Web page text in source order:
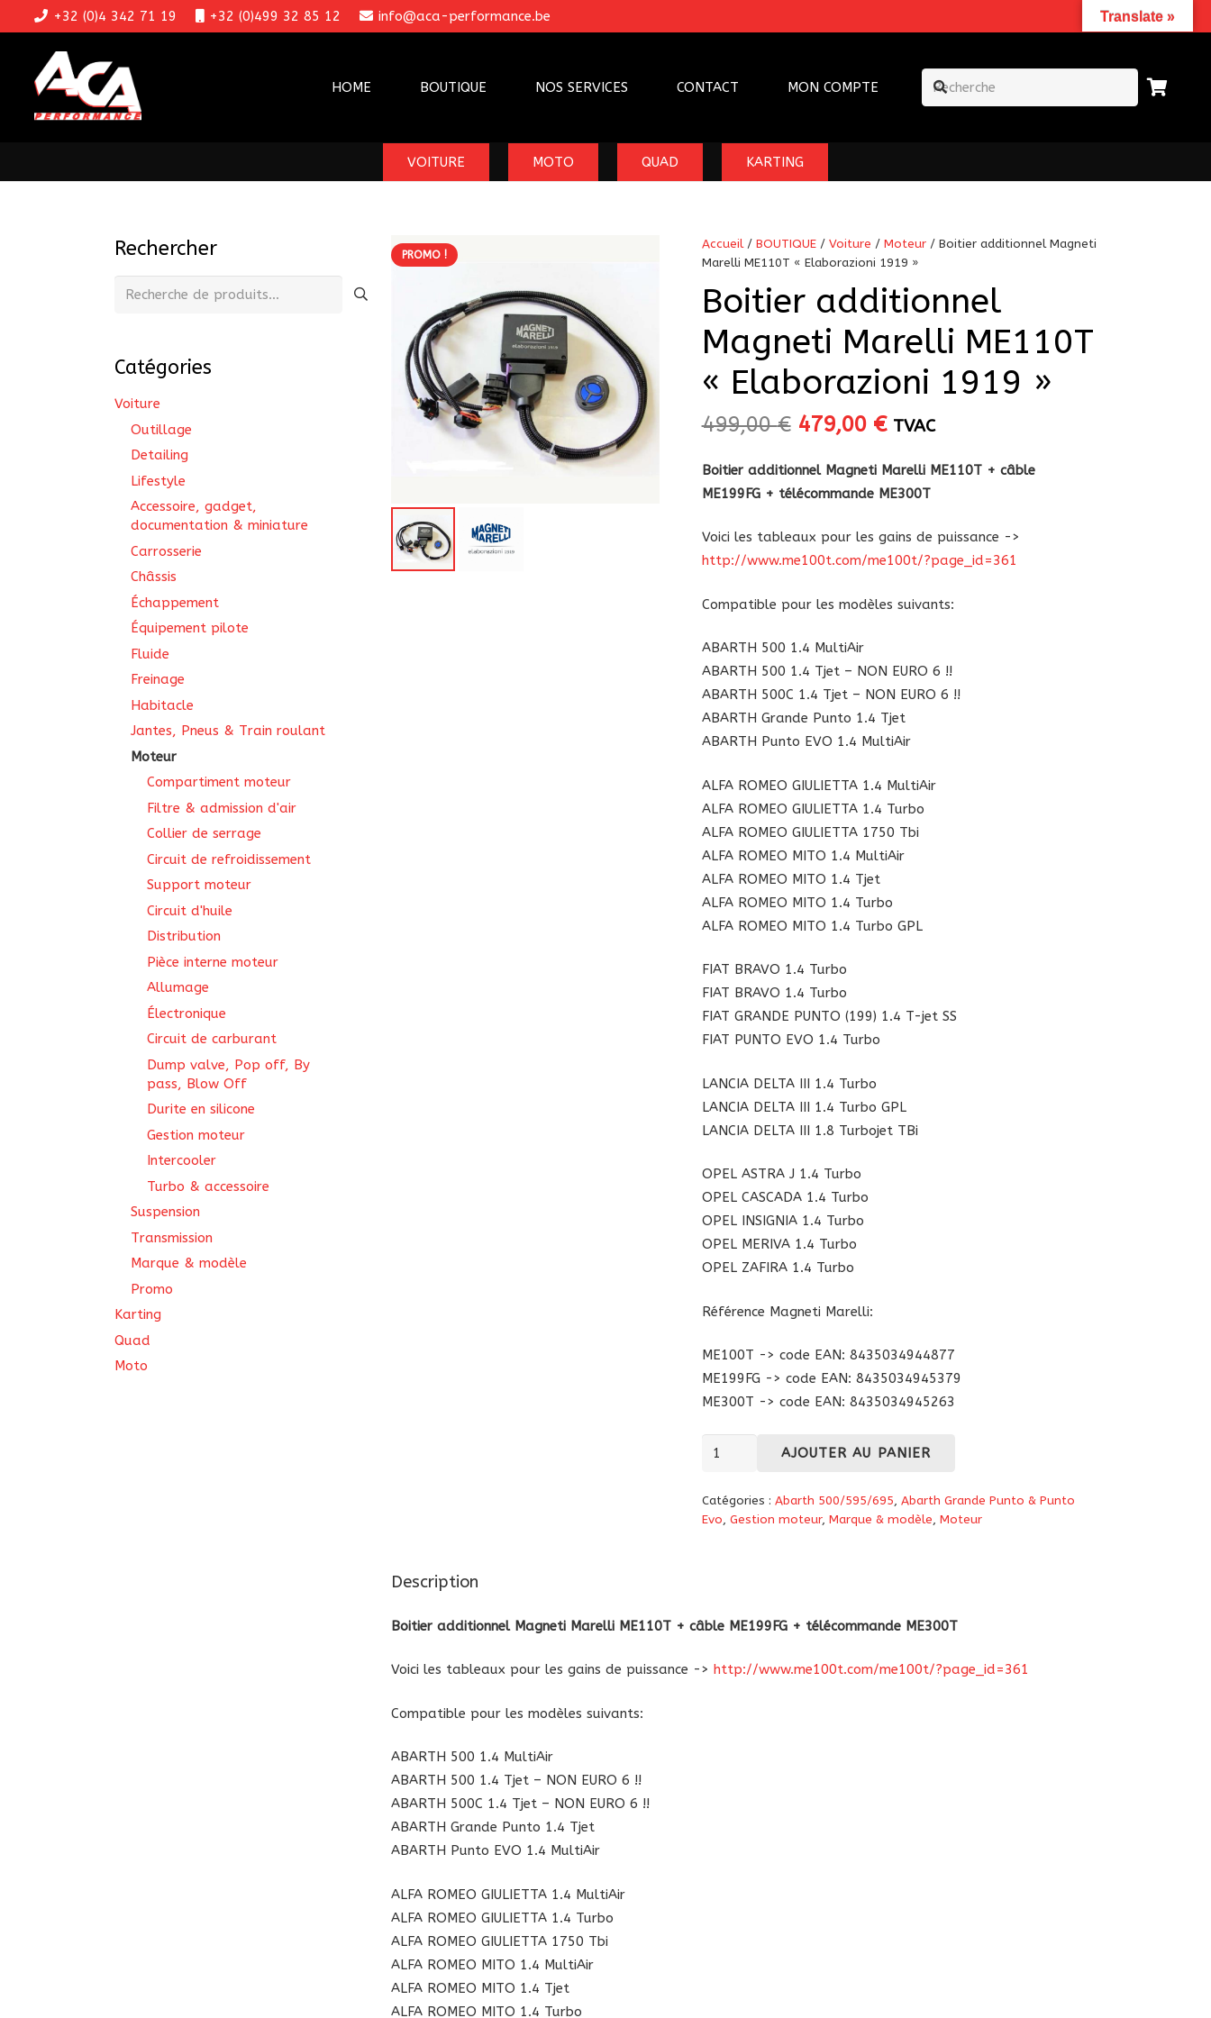
+32 (0)4 342 71 19 +32 (0)499 32 85 12 info@aca-performance.be
HOME BOUTIQUE NOS SERVICES CONTACT MON COMPTE
VOITURE MOTO QUAD KARTING
PROMO !
Accueil/ BOUTIQUE/ Voiture / Moteur/ Boitier additionnel Magneti
Marelli ME110T « Elaborazioni 1919 »
Boitier additionnel
Magneti Marelli ME110T
« Elaborazioni 1919 »
499,00€ Le
initial
était :
479,00 €Le
actuel
est :
TVAC
Boitier additionnel Magneti Marelli ME110T + câble
ME199FG + télécommande ME300T
Voici les tableaux pour les gains de puissance ->
http://www.me100t.com/me100t/?page_id=361
Compatible pour les modèles suivants:
ABARTH 500 1.4 MultiAir
ABARTH 500 1.4 Tjet – NON EURO 6 !!
ABARTH 500C 1.4 Tjet – NON EURO 6 !!
ABARTH Grande Punto 1.4 Tjet
ABARTH Punto EVO 1.4 MultiAir
ALFA ROMEO GIULIETTA 1.4 MultiAir
ALFA ROMEO GIULIETTA 1.4 Turbo
ALFA ROMEO GIULIETTA 1750 Tbi
ALFA ROMEO MITO 1.4 MultiAir
ALFA ROMEO MITO 1.4 Tjet
ALFA ROMEO MITO 1.4 Turbo
ALFA ROMEO MITO 1.4 Turbo GPL
FIAT BRAVO 1.4 Turbo
FIAT BRAVO 1.4 Turbo
FIAT GRANDE PUNTO (199) 1.4 T-jet SS
FIAT PUNTO EVO 1.4 Turbo
LANCIA DELTA III 1.4 Turbo
LANCIA DELTA III 1.4 Turbo GPL
LANCIA DELTA III 1.8 Turbojet TBi
OPEL ASTRA J 1.4 Turbo
OPEL CASCADA 1.4 Turbo
OPEL INSIGNIA 1.4 Turbo
OPEL MERIVA 1.4 Turbo
OPEL ZAFIRA 1.4 Turbo
Référence Magneti Marelli:
ME100T -> code EAN: 8435034944877
ME199FG -> code EAN: 8435034945379
ME300T -> code EAN: 8435034945263
quantité
Boitier
additionnel
1919"
AJOUTER AU PANIER
Catégories : Abarth 500/595/695, Abarth Grande Punto & Punto
Evo, Gestion moteur, Marque & modèle, Moteur
Description
Boitier additionnel Magneti Marelli ME110T + câble ME199FG + télécommande ME300T
Voici les tableaux pour les gains de puissance ->http://www.me100t.com/me100t/?page_id=361
Compatible pour les modèles suivants:
ABARTH 500 1.4 MultiAir
ABARTH 500 1.4 Tjet – NON EURO 6 !!
ABARTH 500C 1.4 Tjet – NON EURO 6 !!
ABARTH Grande Punto 1.4 Tjet
ABARTH Punto EVO 1.4 MultiAir
ALFA ROMEO GIULIETTA 1.4 MultiAir
ALFA ROMEO GIULIETTA 1.4 Turbo
ALFA ROMEO GIULIETTA 1750 Tbi
ALFA ROMEO MITO 1.4 MultiAir
ALFA ROMEO MITO 1.4 Tjet
ALFA ROMEO MITO 1.4 Turbo
Rechercher
Recherche
Catégories
Voiture
Outillage
Detailing
Lifestyle
Accessoire, gadget,
documentation & miniature
Carrosserie
Châssis
Échappement
Équipement pilote
Fluide
Freinage
Habitacle
Jantes, Pneus & Train roulant
Moteur
Compartiment moteur
Filtre & admission d'air
Collier de serrage
Circuit de refroidissement
Support moteur
Circuit d'huile
Distribution
Pièce interne moteur
Allumage
Électronique
Circuit de carburant
Dump valve, Pop off, By
pass, Blow Off
Durite en silicone
Gestion moteur
Intercooler
Turbo & accessoire
Suspension
Transmission
Marque & modèle
Promo
Karting
Quad
Moto
Translate »